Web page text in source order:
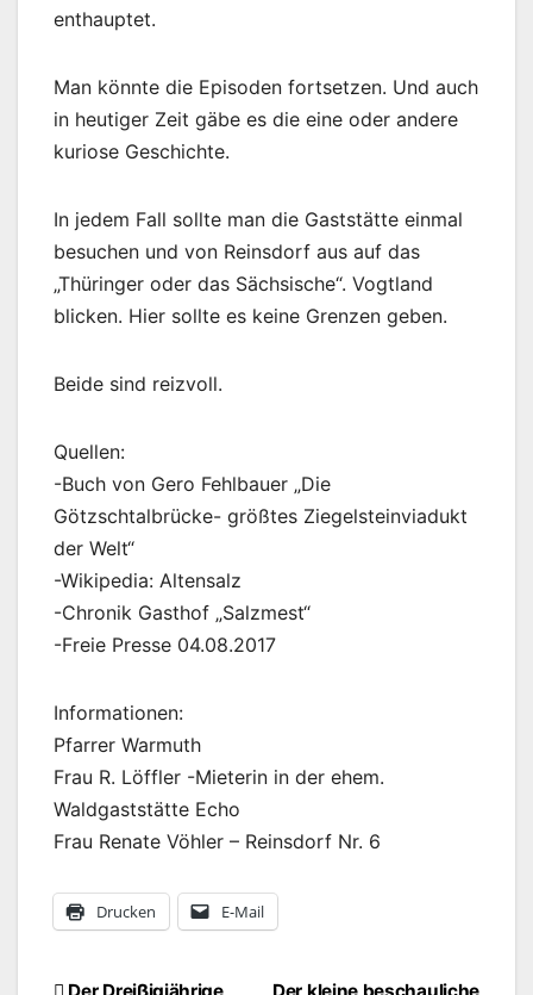
enthauptet.
Man könnte die Episoden fortsetzen. Und auch
in heutiger Zeit gäbe es die eine oder andere
kuriose Geschichte.
In jedem Fall sollte man die Gaststätte einmal
besuchen und von Reinsdorf aus auf das
„Thüringer oder das Sächsische“. Vogtland
blicken. Hier sollte es keine Grenzen geben.
Beide sind reizvoll.
Quellen:
-Buch von Gero Fehlbauer „Die
Götzschtalbrücke- größtes Ziegelsteinviadukt
der Welt“
-Wikipedia: Altensalz
-Chronik Gasthof „Salzmest“
-Freie Presse 04.08.2017
Informationen:
Pfarrer Warmuth
Frau R. Löffler -Mieterin in der ehem.
Waldgaststätte Echo
Frau Renate Vöhler – Reinsdorf Nr. 6
Drucken E-Mail